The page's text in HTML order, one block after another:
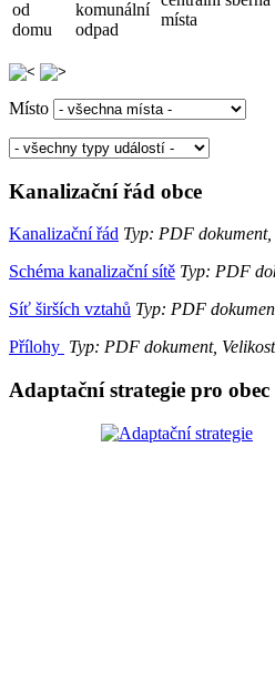
od
domu
komunální
odpad
místa
Místo
Kanalizační řád obce
Kanalizační řád Typ: PDF
Schéma kanalizační sítě Typ: PDF
Síť širších vztahů Typ: PDF
Přílohy Typ: PDF dokument,
Adaptační strategie pro